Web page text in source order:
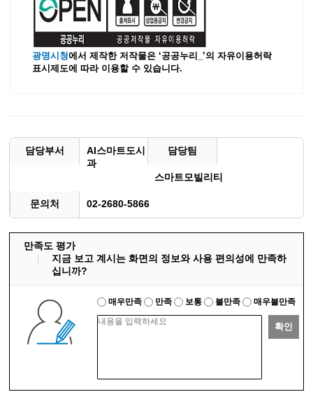
광명시청에서 제작한 저작물은 ‘공공누리_’의 자유이용허락
표시제도에 따라 이용할 수 있습니다.
담당부서
AI스마트도시
과
담당팀
스마트모빌리티
문의처 02-2680-5866
만족도 평가
지금 보고 계시는 화면의 정보와 사용 편의성에 만족하
십니까?
매우만족 만족 보통 불만족 매우불만족
확인